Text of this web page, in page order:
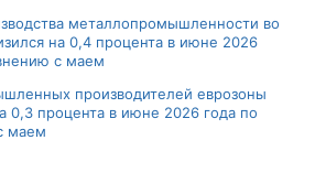
металлопромышленности во
на 0,4 процента в июне 2026
с маем
производителей еврозоны
0,3 процента в июне 2026 года по
маем